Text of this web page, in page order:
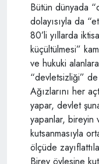
Bütün dünyada
dolayısıyla da
80’li yıllarda
küçültülmesi”
ve hukuki
“devletsizliği”
Ağızlarını her
yapar, devlet
yapanlar, bireyin
kutsanmasıyla
ölçüde